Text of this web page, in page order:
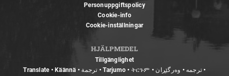
Personuppgiftspolicy
Cookie-info
Cookie-inställningar
HJÄLPMEDEL
Tillgänglighet
Translate • Käännä • ترجمة • Tarjumo • ትርጉም • ترجمه • وەرگێڕان •